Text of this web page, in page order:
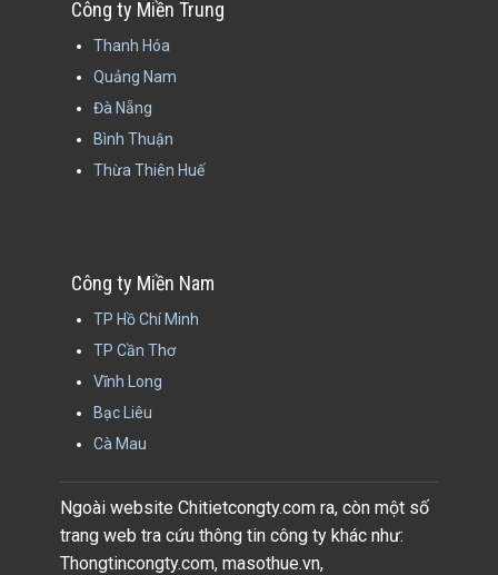
Công ty Miền Trung
Thanh Hóa
Quảng Nam
Đà Nẵng
Bình Thuận
Thừa Thiên Huế
Công ty Miền Nam
TP Hồ Chí Minh
TP Cần Thơ
Vĩnh Long
Bạc Liêu
Cà Mau
Ngoài website Chitietcongty.com ra, còn một số
trang web tra cứu thông tin công ty khác như:
Thongtincongty.com, masothue.vn,